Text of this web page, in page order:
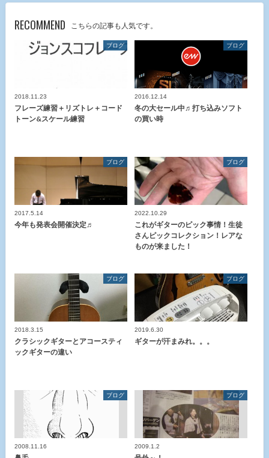
RECOMMEND こちらの記事も人気です。
ブログ
2018.11.23
フレーズ練習＋リズトレ＋コード
トーン&スケール練習
ブログ
2016.12.14
冬の大セール中♬打ち込みソフト
の買い時
ブログ
2017.5.14
今年も発表会開催決定♬
ブログ
2022.10.29
これがギターのピック事情！生徒
さんピックコレクション！レアな
ものが来ました！
ブログ
2018.3.15
クラシックギターとアコースティ
ックギターの違い
ブログ
2019.6.30
ギターが汗まみれ。。。
ブログ
2008.11.16
ブログ
2009.1.2